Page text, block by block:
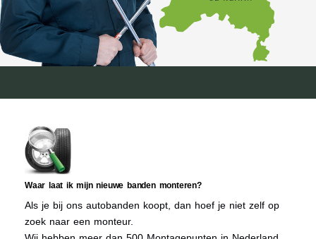
Waar laat ik mijn nieuwe banden monteren?
Als je bij ons autobanden koopt, dan hoef je niet zelf op
zoek naar een monteur.